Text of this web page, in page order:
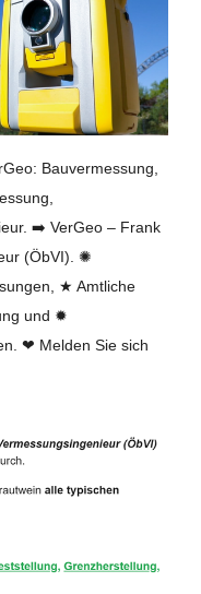
Bauvermessung,
➡️ VerGeo – Frank
(ÖbVI). ✺
★ Amtliche
und ✹
❤ Melden Sie sich